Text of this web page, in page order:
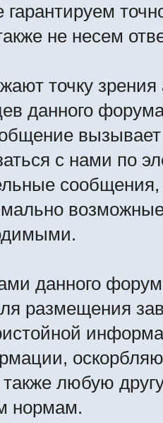
не несем
точку зрения
данного
с нами по
данного
размещения
любую
нормам.